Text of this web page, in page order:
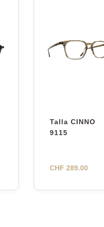
Talla CINNO
9115
CHF 289.00